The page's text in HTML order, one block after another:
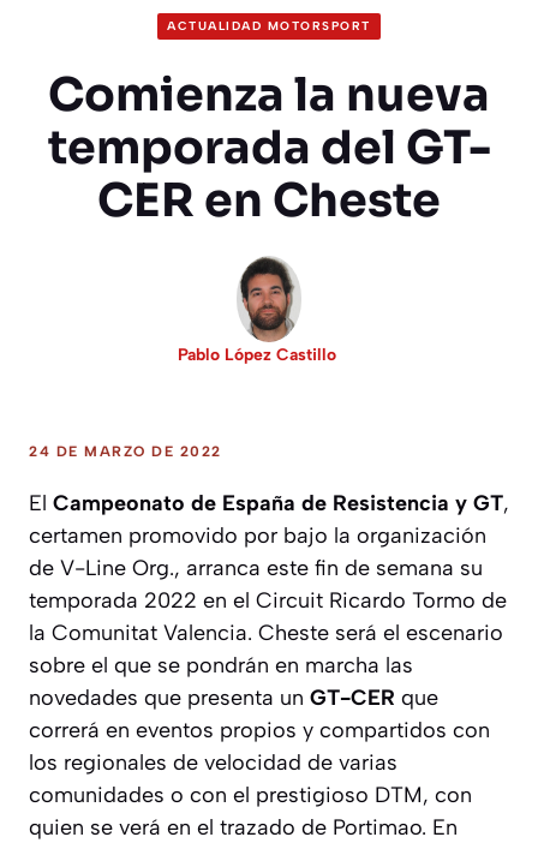
ACTUALIDAD MOTORSPORT
Comienza la nueva
temporada del GT-
CER en Cheste
Pablo López Castillo
24 DE MARZO DE 2022
El Campeonato de España de Resistencia y GT,
certamen promovido por bajo la organización
de V-Line Org., arranca este fin de semana su
temporada 2022 en el Circuit Ricardo Tormo de
la Comunitat Valencia. Cheste será el escenario
sobre el que se pondrán en marcha las
novedades que presenta un GT-CER que
correrá en eventos propios y compartidos con
los regionales de velocidad de varias
comunidades o con el prestigioso DTM, con
quien se verá en el trazado de Portimao. En